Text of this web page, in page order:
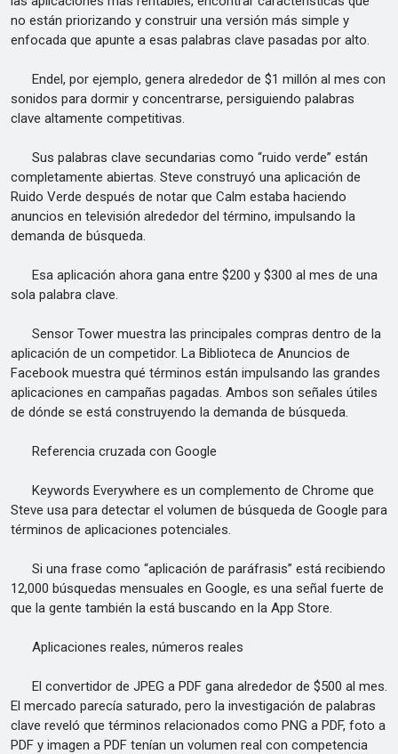
no están priorizando y construir una versión más simple y
enfocada que apunte a esas palabras clave pasadas por alto.
Endel, por ejemplo, genera alrededor de $1 millón al mes con
sonidos para dormir y concentrarse, persiguiendo palabras
clave altamente competitivas.
Sus palabras clave secundarias como “ruido verde” están
completamente abiertas. Steve construyó una aplicación de
Ruido Verde después de notar que Calm estaba haciendo
anuncios en televisión alrededor del término, impulsando la
demanda de búsqueda.
Esa aplicación ahora gana entre $200 y $300 al mes de una
sola palabra clave.
Sensor Tower muestra las principales compras dentro de la
aplicación de un competidor. La Biblioteca de Anuncios de
Facebook muestra qué términos están impulsando las grandes
aplicaciones en campañas pagadas. Ambos son señales útiles
de dónde se está construyendo la demanda de búsqueda.
Referencia cruzada con Google
Keywords Everywhere es un complemento de Chrome que
Steve usa para detectar el volumen de búsqueda de Google para
términos de aplicaciones potenciales.
Si una frase como “aplicación de paráfrasis” está recibiendo
12,000 búsquedas mensuales en Google, es una señal fuerte de
que la gente también la está buscando en la App Store.
Aplicaciones reales, números reales
El convertidor de JPEG a PDF gana alrededor de $500 al mes.
El mercado parecía saturado, pero la investigación de palabras
clave reveló que términos relacionados como PNG a PDF, foto a
PDF y imagen a PDF tenían un volumen real con competencia